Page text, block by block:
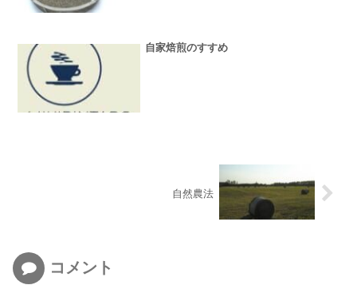
自家焙煎のすすめ
自然農法
コメント